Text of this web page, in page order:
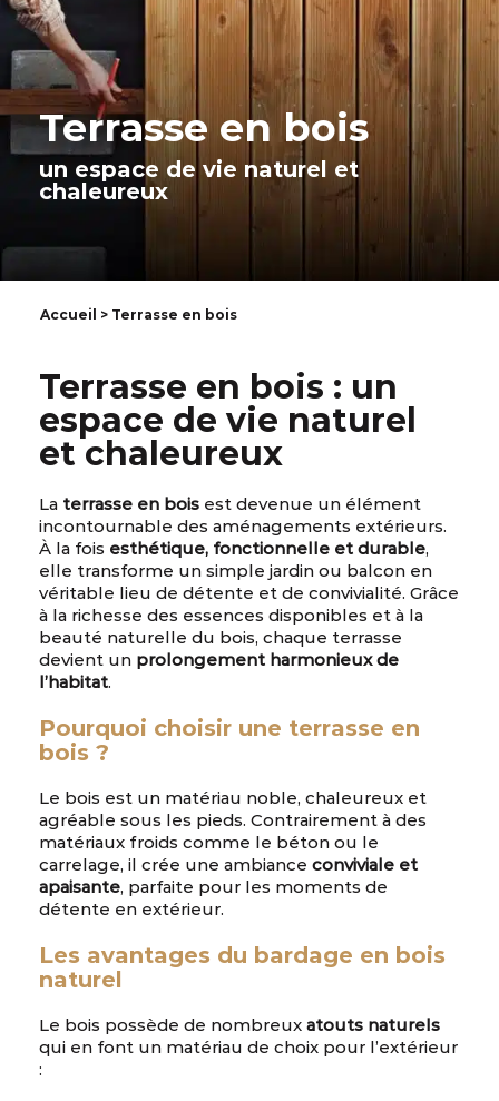
Terrasse en bois
un espace de vie naturel et
chaleureux
Accueil > Terrasse en bois
Terrasse en bois : un
espace de vie naturel
et chaleureux
La terrasse en bois est devenue un élément
incontournable des aménagements extérieurs.
À la fois esthétique, fonctionnelle et durable,
elle transforme un simple jardin ou balcon en
véritable lieu de détente et de convivialité. Grâce
à la richesse des essences disponibles et à la
beauté naturelle du bois, chaque terrasse
devient un prolongement harmonieux de
l’habitat.
Pourquoi choisir une terrasse en
bois ?
Le bois est un matériau noble, chaleureux et
agréable sous les pieds. Contrairement à des
matériaux froids comme le béton ou le
carrelage, il crée une ambiance conviviale et
apaisante, parfaite pour les moments de
détente en extérieur.
Les avantages du bardage en bois
naturel
Le bois possède de nombreux atouts naturels
qui en font un matériau de choix pour l’extérieur
: